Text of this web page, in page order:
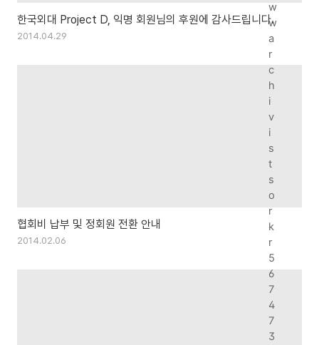
w
w
a
r
c
h
i
v
i
s
t
s
o
r
k
r
5
6
7
4
7
3
한국외대 Project D, 익명 회원님의 후원에 감사드립니다.
2014.04.29
협회비 납부 및 정회원 전환 안내
2014.02.06